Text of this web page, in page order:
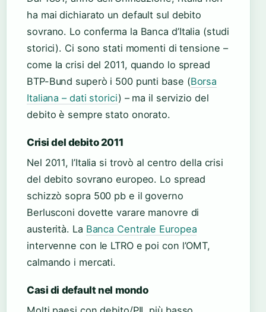
ha mai dichiarato un default sul debito
sovrano. Lo conferma la Banca d’Italia (studi
storici). Ci sono stati momenti di tensione –
come la crisi del 2011, quando lo spread
BTP-Bund superò i 500 punti base (Borsa
Italiana – dati storici) – ma il servizio del
debito è sempre stato onorato.
Crisi del debito 2011
Nel 2011, l’Italia si trovò al centro della crisi
del debito sovrano europeo. Lo spread
schizzò sopra 500 pb e il governo
Berlusconi dovette varare manovre di
austerità. La Banca Centrale Europea
intervenne con le LTRO e poi con l’OMT,
calmando i mercati.
Casi di default nel mondo